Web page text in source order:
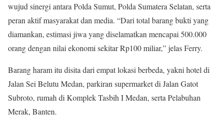
wujud sinergi antara Polda Sumut, Polda Sumatera Selatan, serta
peran aktif masyarakat dan media. “Dari total barang bukti yang
diamankan, estimasi jiwa yang diselamatkan mencapai 500.000
orang dengan nilai ekonomi sekitar Rp100 miliar,” jelas Ferry.
Barang haram itu disita dari empat lokasi berbeda, yakni hotel di
Jalan Sei Belutu Medan, parkiran supermarket di Jalan Gatot
Subroto, rumah di Komplek Tasbih I Medan, serta Pelabuhan
Merak, Banten.